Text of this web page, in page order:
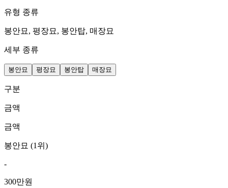
유형 종류
봉안묘, 평장묘, 봉안탑, 매장묘
세부 종류
봉안묘 평장묘 봉안탑 매장묘
구분
금액
금액
봉안묘 (1위)
-
300만원